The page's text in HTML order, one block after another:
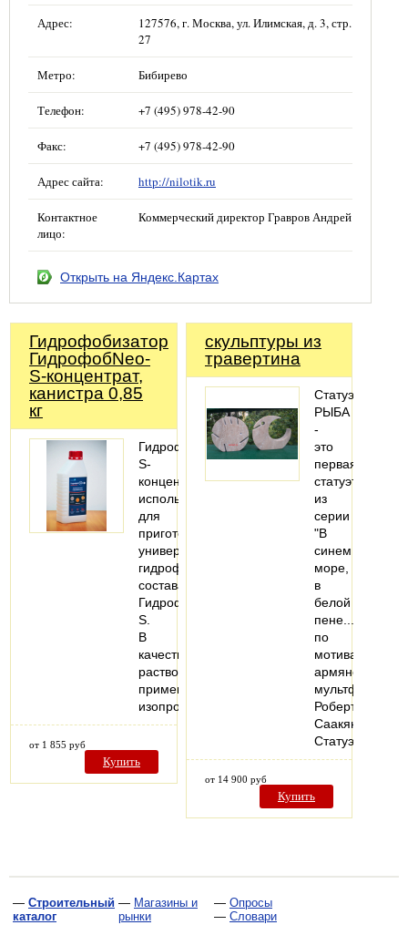
Адрес:
127576, г. Москва, ул. Илимская, д. 3, стр.
27
Метро: Бибирево
Телефон: +7 (495) 978-42-90
Факс: +7 (495) 978-42-90
Адрес сайта: http://nilotik.ru
Контактное
лицо:
Коммерческий директор Гравров Андрей
Открыть на Яндекс.Картах
Гидрофобизатор
ГидрофобNeo-
S-концентрат,
канистра 0,85
кг
ГидрофобNeo-
S-
концентрат
используется
для
приготовления
универсального
гидрофобизирующего
состава
ГидрофобNeo-
S.
В
качестве
растворителя
применяется
изопропиловый…
от 1 855 руб
Купить
скульптуры из
травертина
Статуэтка
РЫБА
-
это
первая
статуэтка
из
серии
"В
синем
море,
в
белой
пене..."
по
мотивам
армянского
мультфильма
Роберта
Саакянца.
Статуэтка…
от 14 900 руб
Купить
— Строительный
каталог
— Магазины и
рынки
— Опросы
— Словари